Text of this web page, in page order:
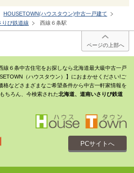
HOUSETOWN(ハウスタウン)中古一戸建て
りび鉄道線 西線６条駅
ページの上部へ
線６条中古住宅をお探しなら北海道最大級中古一戸
（ハウスタウン）】におまかせください!ご
格などさまざまなご希望条件から中古一軒家情報を
ちろん、今検索された北海道、道南いさりび鉄道
PCサイトへ